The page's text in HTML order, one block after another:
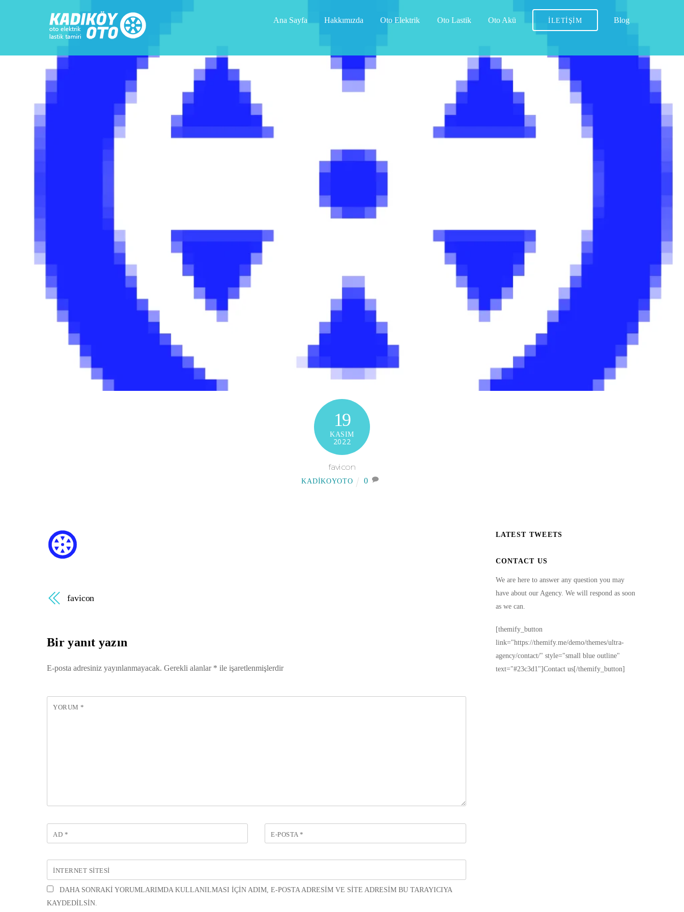
Ana Sayfa Hakkımızda Oto Elektrik Oto Lastik Oto Akü İLETIŞIM Blog
19
KASIM
2022
favicon
KADIKOYOTO 0
favicon
Bir yanıt yazın
E-posta adresiniz yayınlanmayacak. Gerekli alanlar * ile işaretlenmişlerdir
YORUM*
AD * E-POSTA*
İNTERNET SITESI
DAHA SONRAKI YORUMLARIMDA KULLANILMASI IÇIN ADIM, E-POSTA ADRESIM VE SITE ADRESIM BU TARAYICIYA
KAYDEDILSIN.
LATEST TWEETS
CONTACT US
We are here to answer any question you may
have about our Agency. We will respond as soon
as we can.
[themify_button
link="https://themify.me/demo/themes/ultra-
agency/contact/" style="small blue outline"
text="#23c3d1"]Contact us[/themify_button]